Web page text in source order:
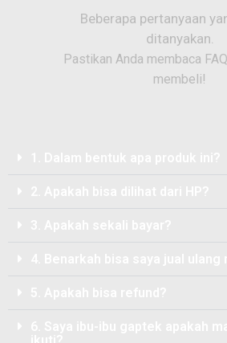
Beberapa pertanyaan
ditanyakan.
Pastikan Anda membaca
membeli!